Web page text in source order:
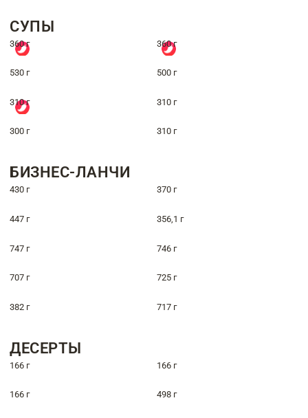
СУПЫ
360 г 360 г
530 г 500 г
310 г 310 г
300 г 310 г
БИЗНЕС-ЛАНЧИ
430 г 370 г
447 г 356,1 г
747 г 746 г
707 г 725 г
382 г 717 г
ДЕСЕРТЫ
166 г 166 г
166 г 498 г